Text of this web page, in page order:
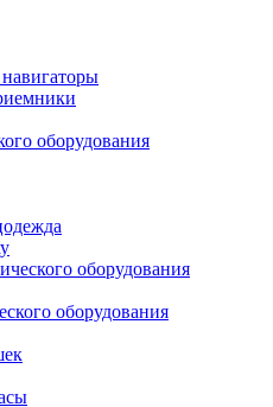
оборудования
оборудования
оборудования